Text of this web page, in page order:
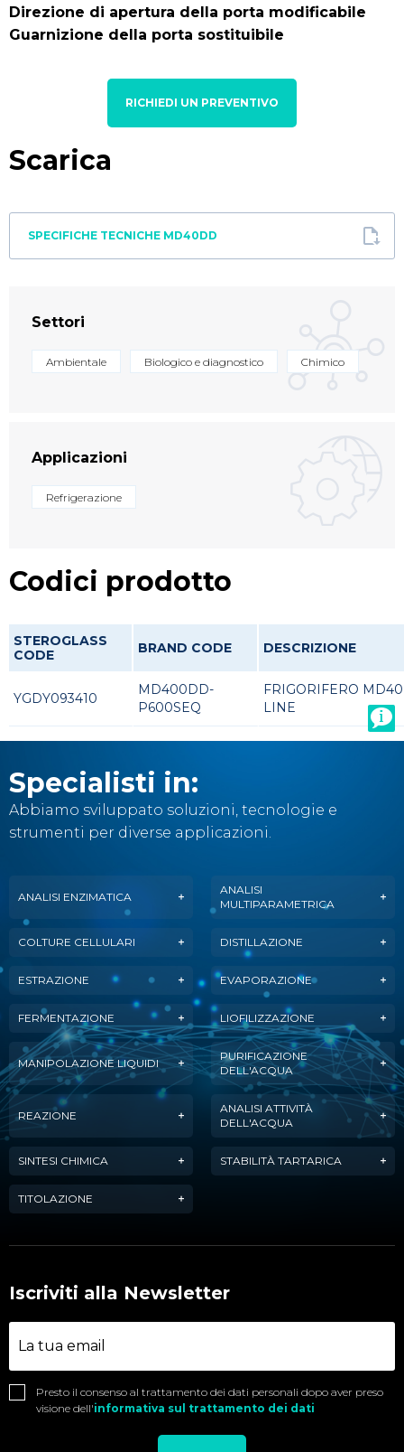
Direzione di apertura della porta modificabile
Guarnizione della porta sostituibile
RICHIEDI UN PREVENTIVO
Scarica
SPECIFICHE TECNICHE MD40DD
Settori
Ambientale Biologico e diagnostico Chimico
Applicazioni
Refrigerazione
Codici prodotto
STEROGLASS
CODE
BRAND CODE DESCRIZIONE
YGDY093410
MD400DD-
P600SEQ
FRIGORIFERO
LINE
Specialisti in:
Abbiamo sviluppato soluzioni, tecnologie e
strumenti per diverse applicazioni.
ANALISI ENZIMATICA
ANALISI
MULTIPARAMETRICA
COLTURE CELLULARI DISTILLAZIONE
ESTRAZIONE EVAPORAZIONE
FERMENTAZIONE LIOFILIZZAZIONE
MANIPOLAZIONE LIQUIDI
PURIFICAZIONE
DELL'ACQUA
REAZIONE
ANALISI ATTIVITÀ
DELL'ACQUA
SINTESI CHIMICA STABILITÀ TARTARICA
TITOLAZIONE
Iscriviti alla Newsletter
Presto il consenso al trattamento dei dati personali dopo aver preso
visione dell'informativa sul trattamento dei dati